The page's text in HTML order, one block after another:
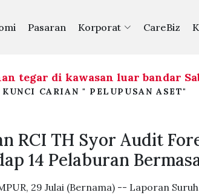
Pasaran Korporat CareBiz
di kawasan luar bandar
CARIAN " PELUPUSAN ASET"
RCI TH Syor Audit
14 Pelaburan
29 Julai (Bernama) -- Laporan